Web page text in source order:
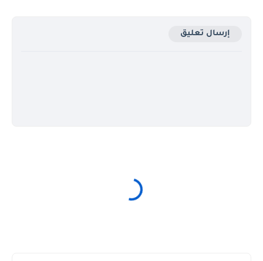
إرسال تعليق